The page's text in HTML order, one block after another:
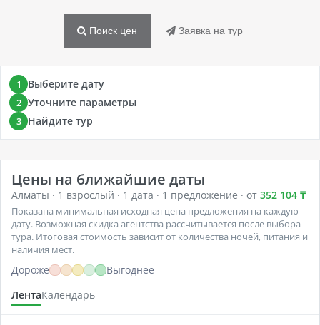
Поиск цен Заявка на тур
1 Выберите дату
2 Уточните параметры
3 Найдите тур
Цены на ближайшие даты
Алматы · 1 взрослый · 1 дата · 1 предложение · от 352 104 ₸
Показана минимальная исходная цена предложения на каждую
дату. Возможная скидка агентства рассчитывается после выбора
тура. Итоговая стоимость зависит от количества ночей, питания и
наличия мест.
Дороже
Выгоднее
ЛентаКалендарь